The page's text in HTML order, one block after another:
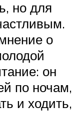
но для
о
он
по ночам,
и ходить,